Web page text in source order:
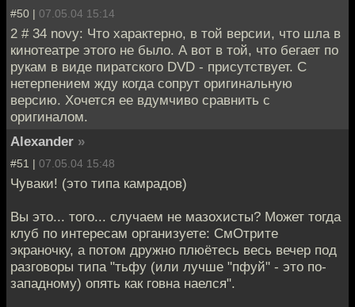
#50 | 07.05.04 15:14
2 # 34 novy: Что характерно, в той версии, что шла в
кинотеатре этого не было. А вот в той, что бегает по
рукам в виде пиратского DVD - присутствует. С
нетерпением жду когда сопрут оригинальную
версию. Хочется ее вдумчиво сравнить с
оригиналом.
Alexander »
#51 | 07.05.04 15:48
Чуваки! (это типа камрадов)
Вы это... того... случаем не мазохисты? Может тогда
клуб по интересам организуете: СмОтрите
экраночку, а потом дружно плюётесь весь вечер под
разговоры типа "тьфу (или лучше "пфуй" - это по-
западному) опять как говна наелся".